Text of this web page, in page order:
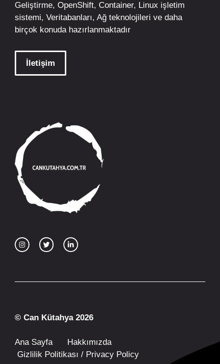
Geliştirme, OpenShift, Container, Linux işletim
sistemi, Veritabanları, Ağ teknolojileri ve daha
birçok konuda hazırlanmaktadır
İletişim
© Can Kütahya 2026
Ana Sayfa
Hakkımızda
Gizlilik Politikası / Privacy Policy